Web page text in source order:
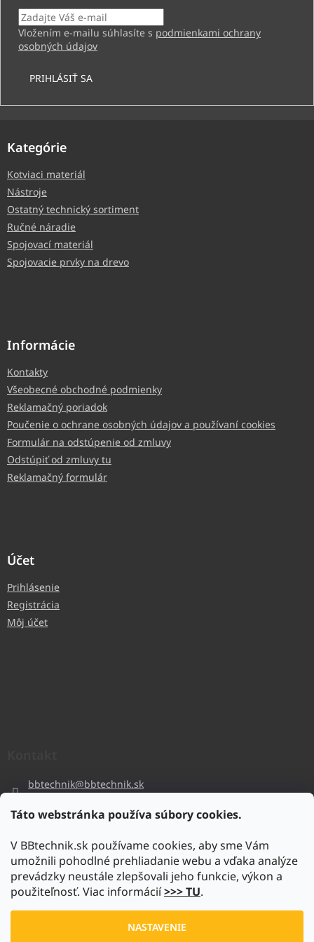
Táto webstránka používa súbory cookies.
V BBtechnik.sk používame cookies, aby sme Vám
umožnili pohodlné prehliadanie webu a vďaka analýze
prevádzky neustále zlepšovali jeho funkcie, výkon a
použiteľnosť. Viac informácií>>> TU.
NASTAVENIE
Vložením e-mailu súhlasíte s podmienkami ochrany
osobných údajov
PRIHLÁSIŤ SA
Kategórie
Kotviaci materiál
Nástroje
Ostatný technický sortiment
Ručné náradie
Spojovací materiál
Spojovacie prvky na drevo
Informácie
Kontakty
Všeobecné obchodné podmienky
Reklamačný poriadok
Poučenie o ochrane osobných údajov a používaní cookies
Formulár na odstúpenie od zmluvy
Odstúpiť od zmluvy tu
Reklamačný formulár
Účet
Prihlásenie
Registrácia
Môj účet
bbtechnik@bbtechnik.sk
bbtechnik
https://www.youtube.com/@bb-techniks.r.o.7746